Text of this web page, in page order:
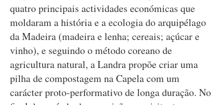
quatro principais actividades económicas que
moldaram a história e a ecologia do arquipélago
da Madeira (madeira e lenha; cereais; açúcar e
vinho), e seguindo o método coreano de
agricultura natural, a Landra propõe criar uma
pilha de compostagem na Capela com um
carácter proto-performativo de longa duração. No